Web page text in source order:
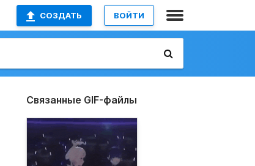
СОЗДАТЬ ВОЙТИ
Связанные GIF-файлы